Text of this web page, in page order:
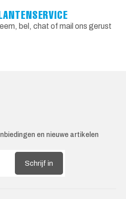
bel, chat of mail ons gerust
en nieuwe artikelen
Schrijf in